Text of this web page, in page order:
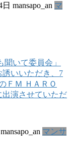
mansapo_an マ
いて委員会」
いいただき、7
ＦＭ ＨＡＲＯ
出演させていただ
mansapo_an マンサ